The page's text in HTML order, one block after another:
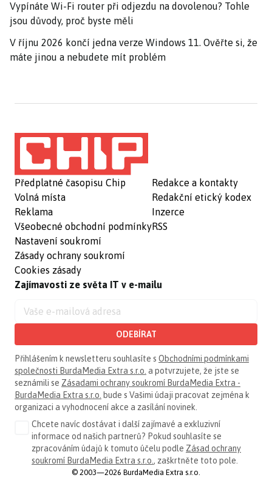
Vypínáte Wi-Fi router při odjezdu na dovolenou? Tohle
jsou důvody, proč byste měli
V říjnu 2026 končí jedna verze Windows 11. Ověřte si, že
máte jinou a nebudete mít problém
Předplatné časopisu Chip
Volná místa
Reklama
Všeobecné obchodní podmínky
Nastavení soukromí
Zásady ochrany soukromí
Cookies zásady
Redakce a kontakty
Redakční etický kodex
Inzerce
RSS
Zajímavosti ze světa IT v e-mailu
ODEBÍRAT
Přihlášením k newsletteru souhlasíte s Obchodními podmínkami
společnosti BurdaMedia Extra s.r.o. a potvrzujete, že jste se
seznámili se Zásadami ochrany soukromí BurdaMedia Extra -
BurdaMedia Extra s.r.o. bude s Vašimi údaji pracovat zejména k
organizaci a vyhodnocení akce a zasílání novinek.
Chcete navíc dostávat i další zajímavé a exkluzivní
informace od našich partnerů? Pokud souhlasíte se
zpracováním údajů k tomuto účelu podle Zásad ochrany
soukromí BurdaMedia Extra s.r.o., zaškrtněte toto pole.
© 2003—2026 BurdaMedia Extra s.r.o.